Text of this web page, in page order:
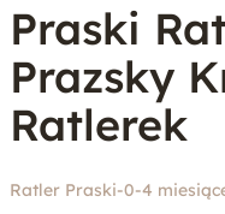
Praski
Prazsky
Ratlerek
Ratler Praski-0-4